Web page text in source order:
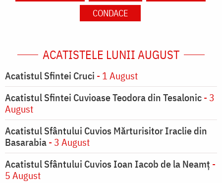
CONDACE
ACATISTELE LUNII AUGUST
Acatistul Sfintei Cruci - 1 August
Acatistul Sfintei Cuvioase Teodora din Tesalonic- 3
August
Acatistul Sfântului Cuvios Mărturisitor Iraclie din
Basarabia- 3 August
Acatistul Sfântului Cuvios Ioan Iacob de la Neamț -
5 August